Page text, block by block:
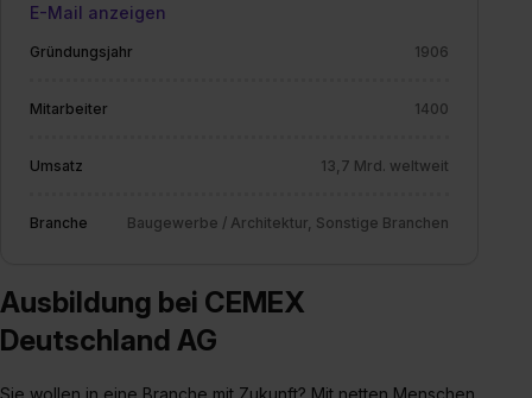
E-Mail anzeigen
Gründungsjahr 1906
Mitarbeiter 1400
Umsatz 13,7 Mrd. weltweit
Branche Baugewerbe / Architektur, Sonstige Branchen
Ausbildung bei CEMEX
Deutschland AG